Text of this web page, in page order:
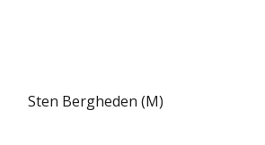
Sten Bergheden (M)